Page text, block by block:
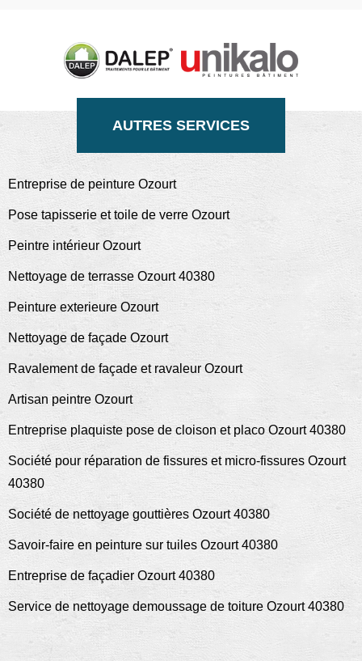
AUTRES SERVICES
Entreprise de peinture Ozourt
Pose tapisserie et toile de verre Ozourt
Peintre intérieur Ozourt
Nettoyage de terrasse Ozourt 40380
Peinture exterieure Ozourt
Nettoyage de façade Ozourt
Ravalement de façade et ravaleur Ozourt
Artisan peintre Ozourt
Entreprise plaquiste pose de cloison et placo Ozourt 40380
Société pour réparation de fissures et micro-fissures Ozourt
40380
Société de nettoyage gouttières Ozourt 40380
Savoir-faire en peinture sur tuiles Ozourt 40380
Entreprise de façadier Ozourt 40380
Service de nettoyage demoussage de toiture Ozourt 40380